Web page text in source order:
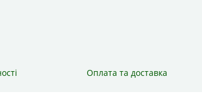
Оплата та доставка